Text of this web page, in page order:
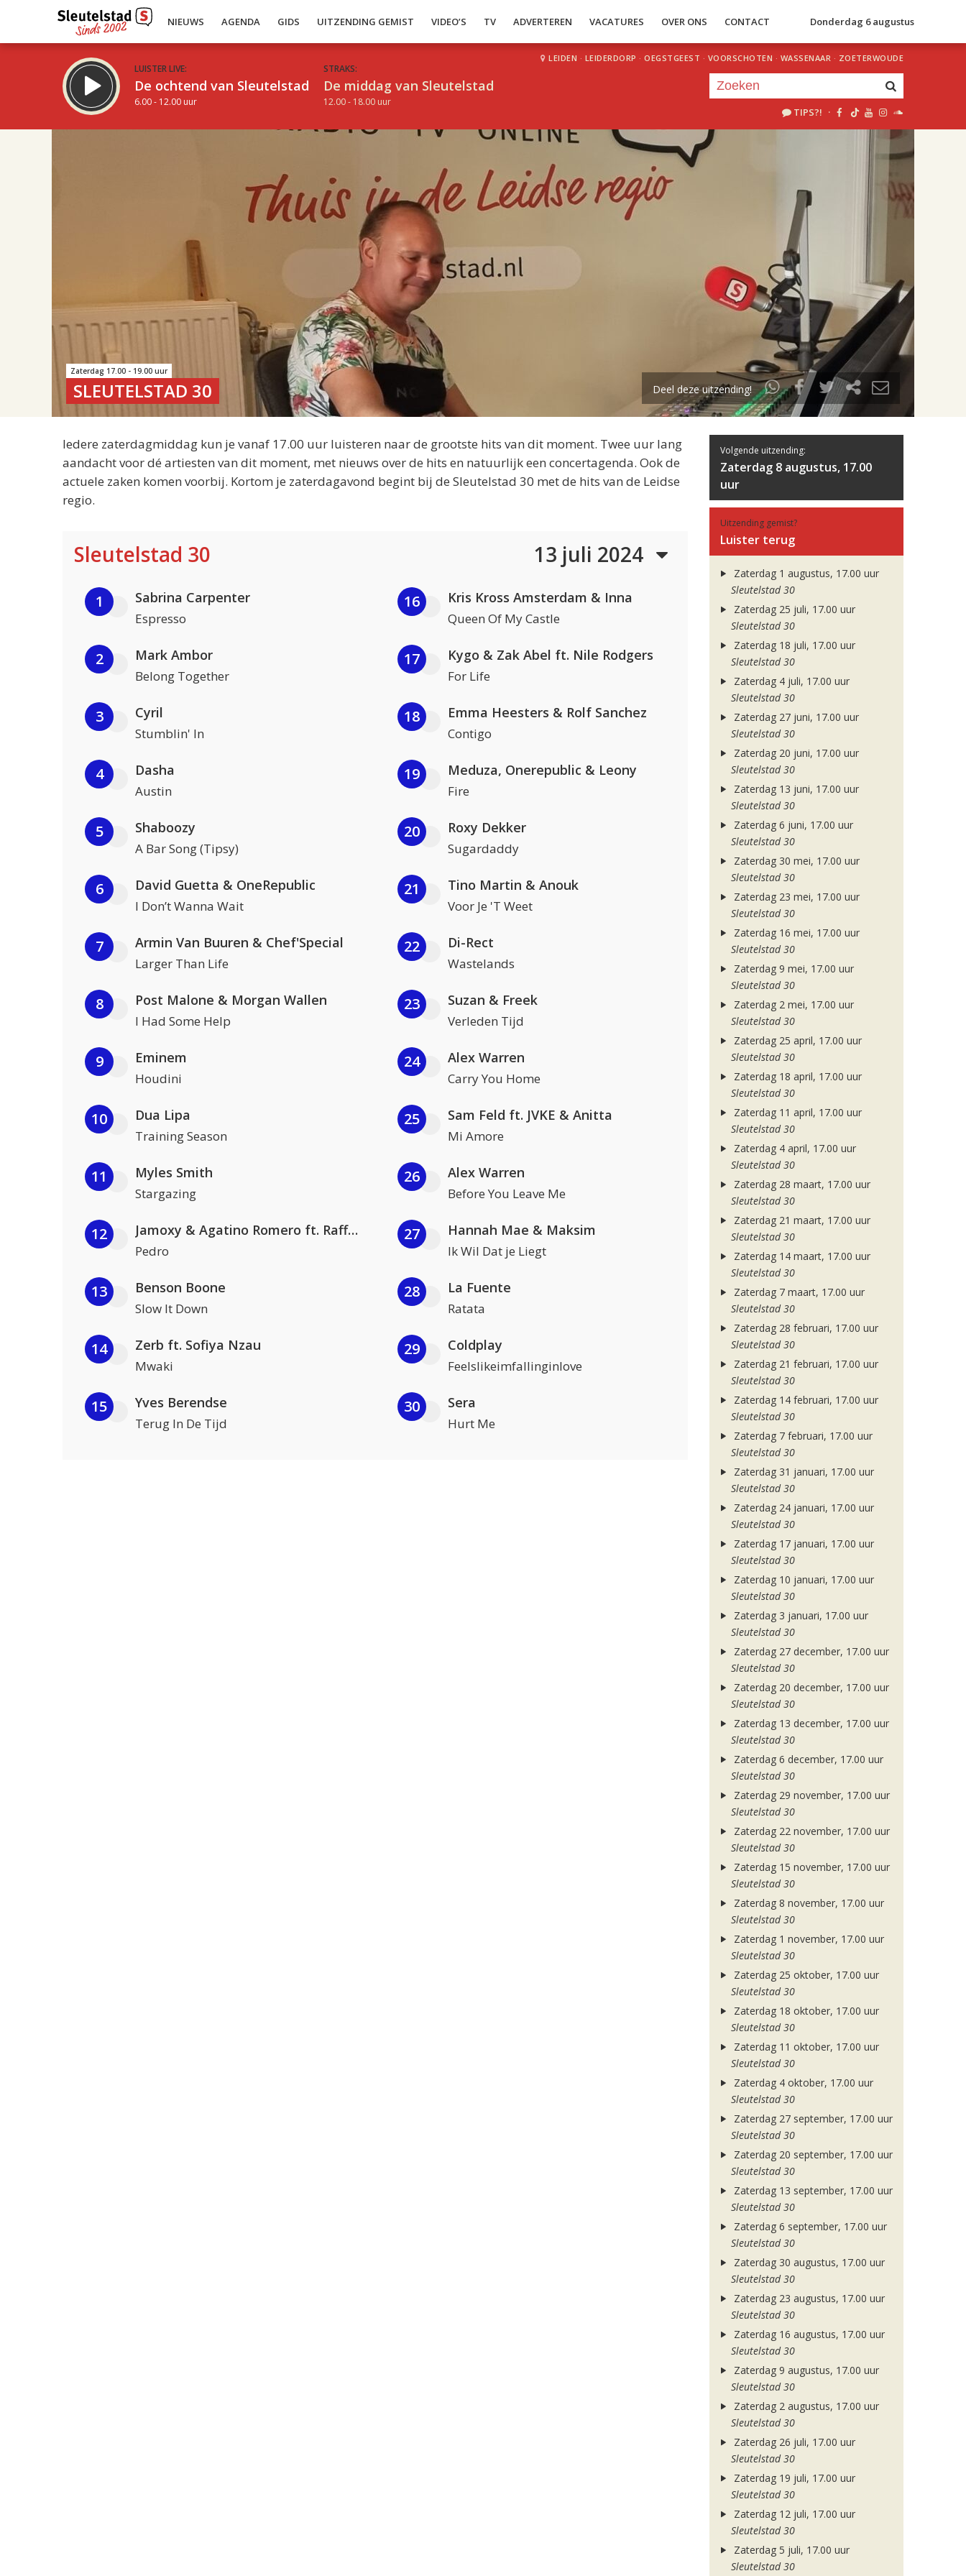
NIEUWS AGENDA GIDS UITZENDING GEMIST VIDEO’S TV ADVERTEREN VACATURES OVER ONS CONTACT Donderdag 6 augustus
LUISTER LIVE:
De ochtend van Sleutelstad
6.00 - 12.00 uur
STRAKS:
De middag van Sleutelstad
12.00 - 18.00 uur
LEIDEN · LEIDERDORP · OEGSTGEEST · VOORSCHOTEN · WASSENAAR · ZOETERWOUDE
TIPS?! ·
uur 1 van 2
Volgend uur
Zaterdag 17.00 - 19.00 uur
SLEUTELSTAD 30 Deel deze uitzending!
Iedere zaterdagmiddag kun je vanaf 17.00 uur luisteren naar de grootste hits van dit moment. Twee uur lang
aandacht voor dé artiesten van dit moment, met nieuws over de hits en natuurlijk een concertagenda. Ook de
actuele zaken komen voorbij. Kortom je zaterdagavond begint bij de Sleutelstad 30 met de hits van de Leidse
regio.
Sleutelstad 30 13 juli 2024
1 Sabrina Carpenter
Espresso
2 Mark Ambor
Belong Together
3 Cyril
Stumblin' In
4 Dasha
Austin
5 Shaboozy
A Bar Song (Tipsy)
6 David Guetta & OneRepublic
I Don’t Wanna Wait
7 Armin Van Buuren & Chef'Special
Larger Than Life
8 Post Malone & Morgan Wallen
I Had Some Help
9 Eminem
Houdini
10 Dua Lipa
Training Season
11 Myles Smith
Stargazing
12 Jamoxy & Agatino Romero ft. Raffaella Carrà
Pedro
13 Benson Boone
Slow It Down
14 Zerb ft. Sofiya Nzau
Mwaki
15 Yves Berendse
Terug In De Tijd
16 Kris Kross Amsterdam & Inna
Queen Of My Castle
17 Kygo & Zak Abel ft. Nile Rodgers
For Life
18 Emma Heesters & Rolf Sanchez
Contigo
19 Meduza, Onerepublic & Leony
Fire
20 Roxy Dekker
Sugardaddy
21 Tino Martin & Anouk
Voor Je 'T Weet
22 Di-Rect
Wastelands
23 Suzan & Freek
Verleden Tijd
24 Alex Warren
Carry You Home
25 Sam Feld ft. JVKE & Anitta
Mi Amore
26 Alex Warren
Before You Leave Me
27 Hannah Mae & Maksim
Ik Wil Dat je Liegt
28 La Fuente
Ratata
29 Coldplay
Feelslikeimfallinginlove
30 Sera
Hurt Me
Volgende uitzending:
Zaterdag 8 augustus, 17.00
uur
Uitzending gemist?
Luister terug
Zaterdag 1 augustus, 17.00 uur
Sleutelstad 30
Zaterdag 25 juli, 17.00 uur
Sleutelstad 30
Zaterdag 18 juli, 17.00 uur
Sleutelstad 30
Zaterdag 4 juli, 17.00 uur
Sleutelstad 30
Zaterdag 27 juni, 17.00 uur
Sleutelstad 30
Zaterdag 20 juni, 17.00 uur
Sleutelstad 30
Zaterdag 13 juni, 17.00 uur
Sleutelstad 30
Zaterdag 6 juni, 17.00 uur
Sleutelstad 30
Zaterdag 30 mei, 17.00 uur
Sleutelstad 30
Zaterdag 23 mei, 17.00 uur
Sleutelstad 30
Zaterdag 16 mei, 17.00 uur
Sleutelstad 30
Zaterdag 9 mei, 17.00 uur
Sleutelstad 30
Zaterdag 2 mei, 17.00 uur
Sleutelstad 30
Zaterdag 25 april, 17.00 uur
Sleutelstad 30
Zaterdag 18 april, 17.00 uur
Sleutelstad 30
Zaterdag 11 april, 17.00 uur
Sleutelstad 30
Zaterdag 4 april, 17.00 uur
Sleutelstad 30
Zaterdag 28 maart, 17.00 uur
Sleutelstad 30
Zaterdag 21 maart, 17.00 uur
Sleutelstad 30
Zaterdag 14 maart, 17.00 uur
Sleutelstad 30
Zaterdag 7 maart, 17.00 uur
Sleutelstad 30
Zaterdag 28 februari, 17.00 uur
Sleutelstad 30
Zaterdag 21 februari, 17.00 uur
Sleutelstad 30
Zaterdag 14 februari, 17.00 uur
Sleutelstad 30
Zaterdag 7 februari, 17.00 uur
Sleutelstad 30
Zaterdag 31 januari, 17.00 uur
Sleutelstad 30
Zaterdag 24 januari, 17.00 uur
Sleutelstad 30
Zaterdag 17 januari, 17.00 uur
Sleutelstad 30
Zaterdag 10 januari, 17.00 uur
Sleutelstad 30
Zaterdag 3 januari, 17.00 uur
Sleutelstad 30
Zaterdag 27 december, 17.00 uur
Sleutelstad 30
Zaterdag 20 december, 17.00 uur
Sleutelstad 30
Zaterdag 13 december, 17.00 uur
Sleutelstad 30
Zaterdag 6 december, 17.00 uur
Sleutelstad 30
Zaterdag 29 november, 17.00 uur
Sleutelstad 30
Zaterdag 22 november, 17.00 uur
Sleutelstad 30
Zaterdag 15 november, 17.00 uur
Sleutelstad 30
Zaterdag 8 november, 17.00 uur
Sleutelstad 30
Zaterdag 1 november, 17.00 uur
Sleutelstad 30
Zaterdag 25 oktober, 17.00 uur
Sleutelstad 30
Zaterdag 18 oktober, 17.00 uur
Sleutelstad 30
Zaterdag 11 oktober, 17.00 uur
Sleutelstad 30
Zaterdag 4 oktober, 17.00 uur
Sleutelstad 30
Zaterdag 27 september, 17.00 uur
Sleutelstad 30
Zaterdag 20 september, 17.00 uur
Sleutelstad 30
Zaterdag 13 september, 17.00 uur
Sleutelstad 30
Zaterdag 6 september, 17.00 uur
Sleutelstad 30
Zaterdag 30 augustus, 17.00 uur
Sleutelstad 30
Zaterdag 23 augustus, 17.00 uur
Sleutelstad 30
Zaterdag 16 augustus, 17.00 uur
Sleutelstad 30
Zaterdag 9 augustus, 17.00 uur
Sleutelstad 30
Zaterdag 2 augustus, 17.00 uur
Sleutelstad 30
Zaterdag 26 juli, 17.00 uur
Sleutelstad 30
Zaterdag 19 juli, 17.00 uur
Sleutelstad 30
Zaterdag 12 juli, 17.00 uur
Sleutelstad 30
Zaterdag 5 juli, 17.00 uur
Sleutelstad 30